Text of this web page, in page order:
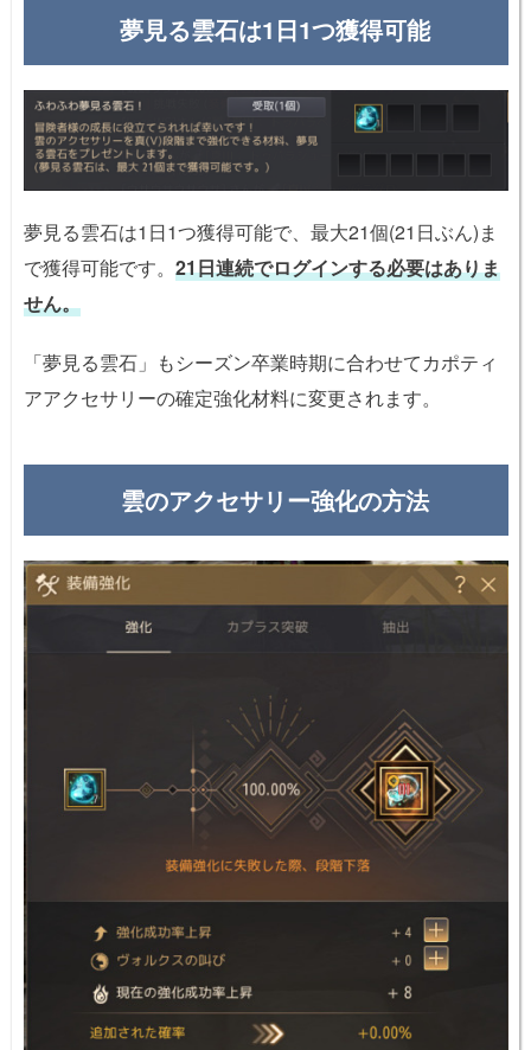
夢見る雲石は1日1つ獲得可能
夢見る雲石は1日1つ獲得可能で、最大21個(21日ぶん)ま
で獲得可能です。 21日連続でログインする必要はありま
せん。
「夢見る雲石」もシーズン卒業時期に合わせてカポティ
アアクセサリーの確定強化材料に変更されます。
雲のアクセサリー強化の方法